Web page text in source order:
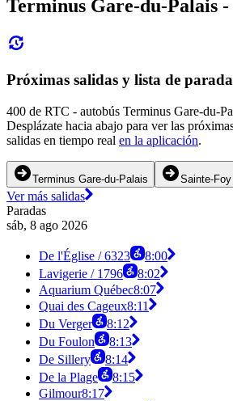
Terminus Gare-du-Palais
Próximas salidas y lista de
400 de RTC - autobús Terminus Gare-du-
Desplázate hacia abajo para ver las
salidas en tiempo real en la aplicación.
Terminus Gare-du-Palais Sainte-
Ver más salidas
Paradas
sáb, 8 ago 2026
De l'Église / 6323
8:00
Lavigerie / 1796
8:02
Aquarium Québec8:07
Quai des Cageux8:11
Du Verger
8:12
Du Foulon
8:13
De Sillery
8:14
De la Plage
8:15
Gilmour8:17